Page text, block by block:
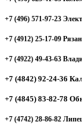
+7 (496) 571-97-23
+7 (4912) 25-17-09
+7 (4922) 49-43-63
+7 (4842) 92-24-36
+7 (4845) 83-82-78
+7 (4742) 28-86-82